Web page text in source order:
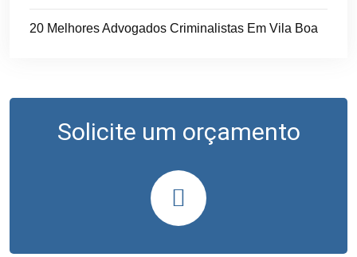
20 Melhores Advogados Criminalistas Em Vila Boa
Solicite um orçamento